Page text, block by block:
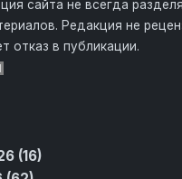
сайта не всегда
Редакция не
отказ в публикации.
(16)